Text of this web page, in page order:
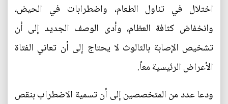
اختلال في تناول الطعام، واضطرابات في الحيض،
وانخفاض كثافة العظام، وأدى الوصف الجديد إلى أن
تشخيص الإصابة بالثالوث لا يحتاج إلى أن تعاني الفتاة
الأعراض الرئيسية معاً.
ودعا عدد من المتخصصين إلى أن تسمية الاضطراب بنقص